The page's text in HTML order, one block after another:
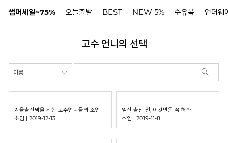
썸머세일~75% 오늘출발 BEST NEW 5% 수유복 언더웨
고수 언니의 선택
겨울출산맘을 위한 고수언니들의 조언
소임 | 2019-12-13
임신·출산 전, 이것만은 꼭 해봐!
소임 | 2019-11-8